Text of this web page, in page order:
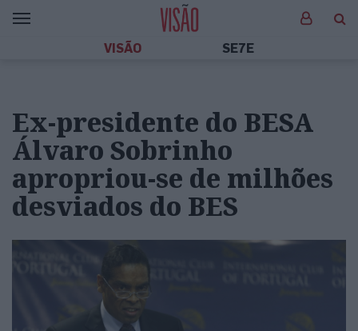
VISÃO SE7E
Ex-presidente do BESA
Álvaro Sobrinho
apropriou-se de milhões
desviados do BES